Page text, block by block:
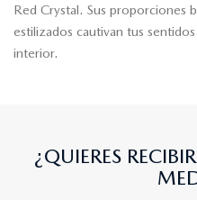
Red Crystal. Sus proporciones
estilizados cautivan tus
interior.
¿QUIERES